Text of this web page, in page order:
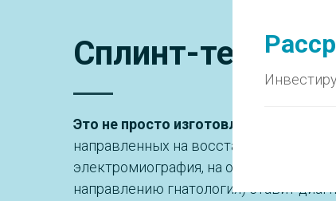
Сплинт-терапия
Это не просто изготовление и
направленных на восстановление
электромиография, на основе которых
направлению гнатология) ставит